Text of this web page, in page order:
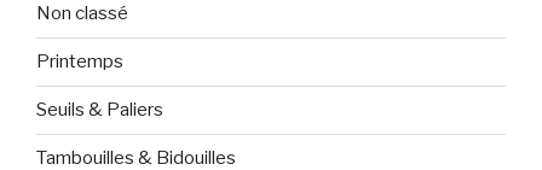
Non classé
Printemps
Seuils & Paliers
Tambouilles & Bidouilles